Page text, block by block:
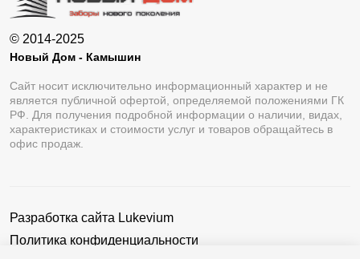
© 2014-2025
Новый Дом - Камышин
Сайт носит исключительно информационный характер и не
является публичной офертой, определяемой положениями ГК
РФ. Для получения подробной информации о наличии, видах,
характеристиках и стоимости услуг и товаров обращайтесь в
офис продаж.
Разработка сайта Lukevium
Политика конфиденциальности